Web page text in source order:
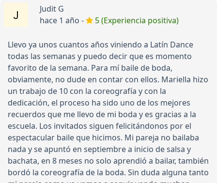
Judit G
hace 1 año -
5 (Experiencia positiva)
Llevo ya unos cuantos años viniendo a Latín Dance
todas las semanas y puedo decir que es momento
favorito de la semana. Para mí baile de boda,
obviamente, no dude en contar con ellos. Mariella hizo
un trabajo de 10 con la coreografía y con la
dedicación, el proceso ha sido uno de los mejores
recuerdos que me llevo de mi boda y es gracias a la
escuela. Los invitados siguen felicitándonos por el
espectacular baile que hicimos. Mi pareja no bailaba
nada y se apuntó en septiembre a inicio de salsa y
bachata, en 8 meses no solo aprendió a bailar, también
bordó la coreografía de la boda. Sin duda alguna tanto